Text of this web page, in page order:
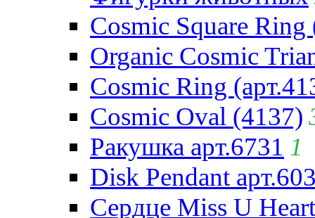
Cosmic Square Ring
Organic Cosmic
Cosmic Ring
Cosmic Oval (4137)
Ракушка арт.6731 1
Disk Pendant
Сердце Miss U